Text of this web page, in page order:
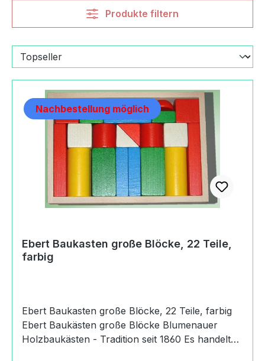
Produkte filtern
Nachbestellung möglich
Ebert Baukasten große Blöcke, 22 Teile,
farbig
Ebert Baukasten große Blöcke, 22 Teile, farbig
Ebert Baukästen große Blöcke Blumenauer
Holzbaukästen - Tradition seit 1860 Es handelt